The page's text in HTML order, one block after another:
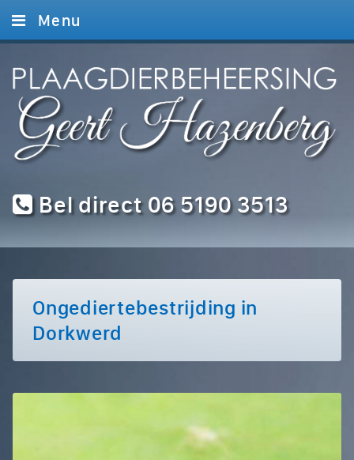
Bel direct 06 5190 3513
Menu
Diensten
Foto’s
Contact
Ongediertebestrijding in
Dorkwerd